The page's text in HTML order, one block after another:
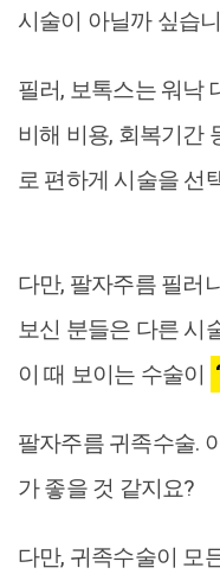
시술이 아닐까 싶습
필러, 보톡스는 워낙
비해 비용, 회복기간
로 편하게 시술을 선
다만, 팔자주름 필러
보신 분들은 다른 시
이 때 보이는 수술이
팔자주름 귀족수술.
가 좋을 것 같지요?
다만, 귀족수술이 모